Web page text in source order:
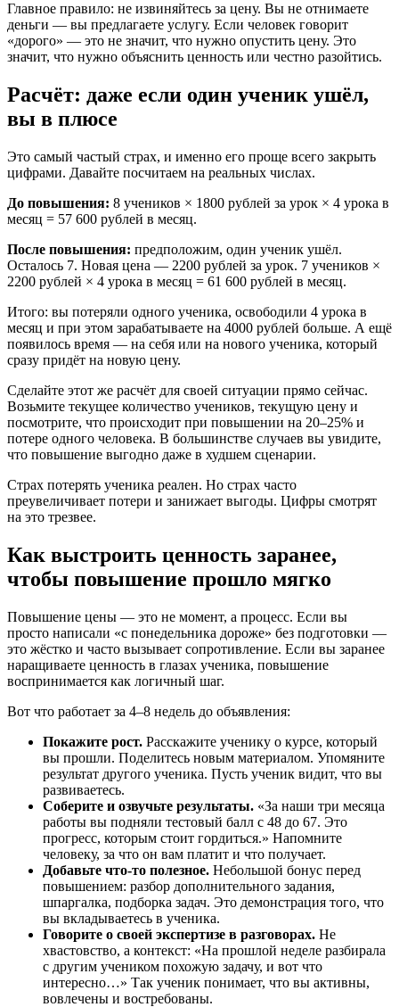
Главное правило: не извиняйтесь за цену. Вы не отнимаете
деньги — вы предлагаете услугу. Если человек говорит
«дорого» — это не значит, что нужно опустить цену. Это
значит, что нужно объяснить ценность или честно разойтись.
Расчёт: даже если один ученик ушёл,
вы в плюсе
Это самый частый страх, и именно его проще всего закрыть
цифрами. Давайте посчитаем на реальных числах.
До повышения: 8 учеников × 1800 рублей за урок × 4 урока в
месяц = 57 600 рублей в месяц.
После повышения: предположим, один ученик ушёл.
Осталось 7. Новая цена — 2200 рублей за урок. 7 учеников ×
2200 рублей × 4 урока в месяц = 61 600 рублей в месяц.
Итого: вы потеряли одного ученика, освободили 4 урока в
месяц и при этом зарабатываете на 4000 рублей больше. А ещё
появилось время — на себя или на нового ученика, который
сразу придёт на новую цену.
Сделайте этот же расчёт для своей ситуации прямо сейчас.
Возьмите текущее количество учеников, текущую цену и
посмотрите, что происходит при повышении на 20–25% и
потере одного человека. В большинстве случаев вы увидите,
что повышение выгодно даже в худшем сценарии.
Страх потерять ученика реален. Но страх часто
преувеличивает потери и занижает выгоды. Цифры смотрят
на это трезвее.
Как выстроить ценность заранее,
чтобы повышение прошло мягко
Повышение цены — это не момент, а процесс. Если вы
просто написали «с понедельника дороже» без подготовки —
это жёстко и часто вызывает сопротивление. Если вы заранее
наращиваете ценность в глазах ученика, повышение
воспринимается как логичный шаг.
Вот что работает за 4–8 недель до объявления:
Покажите рост. Расскажите ученику о курсе, который
вы прошли. Поделитесь новым материалом. Упомяните
результат другого ученика. Пусть ученик видит, что вы
развиваетесь.
Соберите и озвучьте результаты. «За наши три месяца
работы вы подняли тестовый балл с 48 до 67. Это
прогресс, которым стоит гордиться.» Напомните
человеку, за что он вам платит и что получает.
Добавьте что-то полезное. Небольшой бонус перед
повышением: разбор дополнительного задания,
шпаргалка, подборка задач. Это демонстрация того, что
вы вкладываетесь в ученика.
Говорите о своей экспертизе в разговорах. Не
хвастовство, а контекст: «На прошлой неделе разбирала
с другим учеником похожую задачу, и вот что
интересно…» Так ученик понимает, что вы активны,
вовлечены и востребованы.